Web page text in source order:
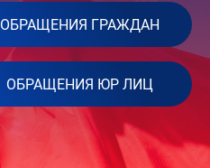
ОБРАЩЕНИЯ ГРАЖДАН
ОБРАЩЕНИЯ ЮР ЛИЦ